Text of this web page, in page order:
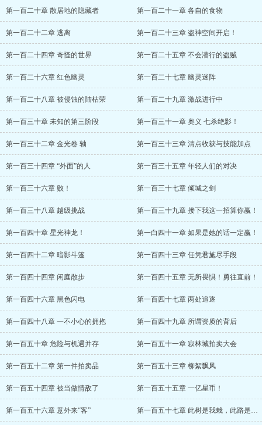
第一百二十章 散居地的隐藏者 第一百二十一章 各自的食物
第一百二十二章 逃离 第一百二十三章 盗神空间开启！
第一百二十四章 奇怪的世界 第一百二十五章 不会潜行的盗贼
第一百二十六章 红色幽灵 第一百二十七章 幽灵迷阵
第一百二十八章 被侵蚀的陆枯荣 第一百二十九章 激战进行中
第一百三十章 未知的第三阶段 第一百三十一章 奥义 七杀绝影！
第一百三十二章 金光卷 轴 第一百三十三章 清点收获与技能加点
第一百三十四章 “外面”的人 第一百三十五章 年轻人们的对决
第一百三十六章 败！ 第一百三十七章 倾城之剑
第一百三十八章 越级挑战 第一百三十九章 接下我这一招算你赢！
第一百四十章 星光神龙！ 第一白四十一章 如果是她的话一定赢！
第一百四十二章 暗影斗篷 第一百四十三章 任凭君施尽手段
第一百四十四章 闲庭散步 第一百四十五章 无所畏惧！勇往直前！
第一百四十六章 黑色闪电 第一百四十七章 两处追逐
第一百四十八章 一不小心的拥抱 第一百四十九章 所谓资质的背后
第一百五十章 危险与机遇并存 第一百五十一章 寂林城拍卖大会
第一百五十二章 第一件拍卖品 第一百五十三章 柳絮飘风
第一百五十四章 被当做情敌了 第一百五十五章 一亿星币！
第一百五十六章 意外来“客” 第一百五十七章 此树是我栽，此路是我开！